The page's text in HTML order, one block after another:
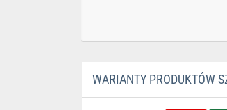
WARIANTY PRODUKTÓW